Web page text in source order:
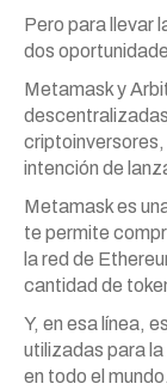
Pero para llevar
dos
Metamask y
criptoinversores,
intención de
Metamask es
te permite
la red de
cantidad de
Y, en esa línea,
utilizadas para
en todo el mundo.